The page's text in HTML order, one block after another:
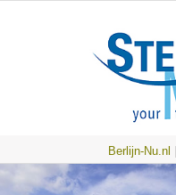
Berlijn-Nu.nl